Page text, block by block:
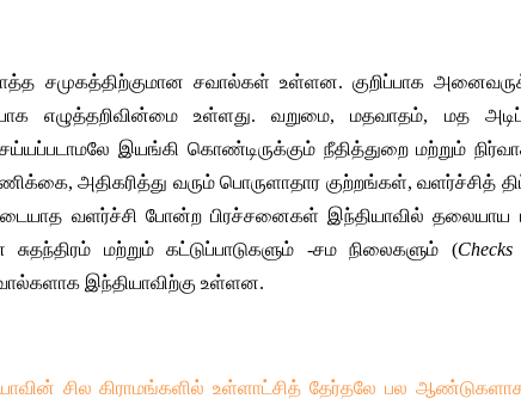
சமுகத்திற்குமான சவால்கள் உள்ளன. குறிப்பாக
எழுத்தறிவின்மை உள்ளது. வறுமை, மதவாதம், மத
இயங்கி கொண்டிருக்கும் நீதித்துறை மற்றும்
, அதிகரித்து வரும் பொருளாதார குற்றங்கள், வளர்ச்சித்
வளர்ச்சி போன்ற பிரச்சனைகள் இந்தியாவில் தலையாய
சுதந்திரம் மற்றும் கட்டுப்பாடுகளும் -சம நிலைகளும் (
இந்தியாவிற்கு உள்ளன.
சில கிராமங்களில் உள்ளாட்சித் தேர்தலே பல